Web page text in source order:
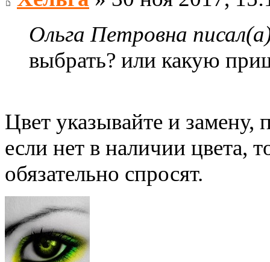
Ольга Петровна
выбрать? или какую
Цвет указывайте и
если нет в наличии цвета,
обязательно спросят.